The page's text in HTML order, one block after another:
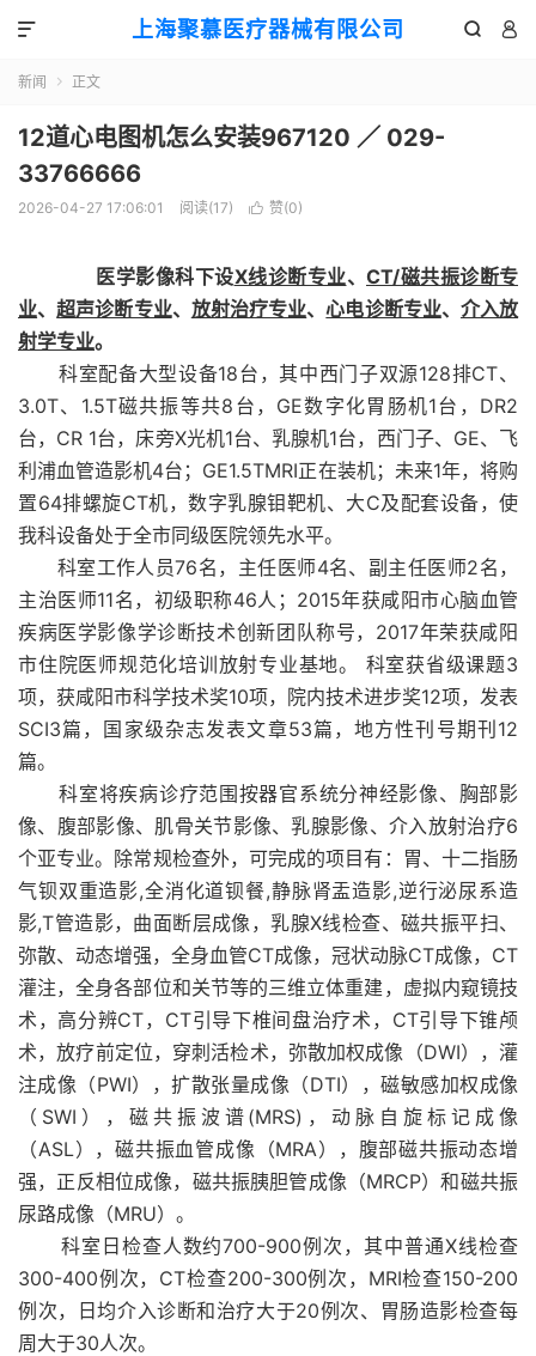
上海聚慕医疗器械有限公司  

新闻  正文
12道心电图机怎么安装967120 ／ 029-
33766666
2026-04-27 17:06:01 阅读(17)  赞(0)
医学影像科下设X线诊断专业、 CT/磁共振诊断专
业、超声诊断专业、 放射治疗专业、心电诊断专业、 介入放
射学专业。
科室配备大型设备18台，其中西门子双源128排CT、
3.0T、1.5T磁共振等共8台，GE数字化胃肠机1台，DR2
台，CR 1台，床旁X光机1台、乳腺机1台，西门子、GE、飞
利浦血管造影机4台；GE1.5TMRI正在装机；未来1年，将购
置64排螺旋CT机，数字乳腺钼靶机、大C及配套设备，使
我科设备处于全市同级医院领先水平。
科室工作人员76名，主任医师4名、副主任医师2名，
主治医师11名，初级职称46人；2015年获咸阳市心脑血管
疾病医学影像学诊断技术创新团队称号，2017年荣获咸阳
市住院医师规范化培训放射专业基地。 科室获省级课题3
项，获咸阳市科学技术奖10项，院内技术进步奖12项，发表
SCI3篇，国家级杂志发表文章53篇，地方性刊号期刊12
篇。
科室将疾病诊疗范围按器官系统分神经影像、胸部影
像、腹部影像、肌骨关节影像、乳腺影像、介入放射治疗6
个亚专业。除常规检查外，可完成的项目有：胃、十二指肠
气钡双重造影,全消化道钡餐,静脉肾盂造影,逆行泌尿系造
影,T管造影，曲面断层成像，乳腺X线检查、磁共振平扫、
弥散、动态增强，全身血管CT成像，冠状动脉CT成像，CT
灌注，全身各部位和关节等的三维立体重建，虚拟内窥镜技
术，高分辨CT，CT引导下椎间盘治疗术，CT引导下锥颅
术，放疗前定位，穿刺活检术，弥散加权成像（DWI），灌
注成像（PWI），扩散张量成像（DTI），磁敏感加权成像
（SWI），磁共振波谱(MRS)，动脉自旋标记成像
（ASL），磁共振血管成像（MRA），腹部磁共振动态增
强，正反相位成像，磁共振胰胆管成像（MRCP）和磁共振
尿路成像（MRU）。
科室日检查人数约700-900例次，其中普通X线检查
300-400例次，CT检查200-300例次，MRI检查150-200
例次，日均介入诊断和治疗大于20例次、胃肠造影检查每
周大于30人次。